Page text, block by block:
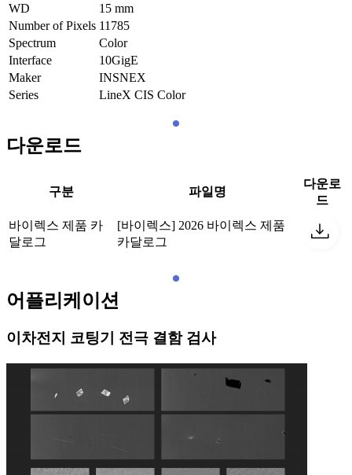
WD
15 mm
Number of Pixels 11785
Spectrum
Color
Interface
10GigE
Maker
INSNEX
Series
LineX CIS Color
다운로드
구분 파일명
다운로
드
바이렉스 제품 카
달로그
[바이렉스] 2026 바이렉스 제품
카달로그
어플리케이션
이차전지 코팅기 전극 결함 검사